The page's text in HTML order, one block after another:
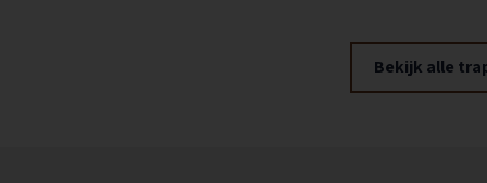
Bekijk alle